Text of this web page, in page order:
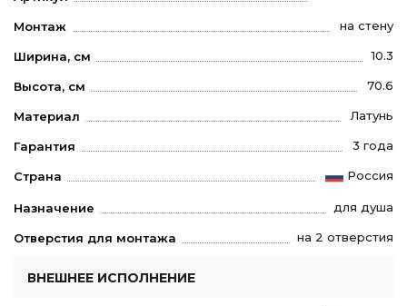
Монтаж на стену
Ширина, см 10.3
Высота, см 70.6
Материал Латунь
Гарантия 3 года
Страна Россия
Назначение для душа
Отверстия для монтажа на 2 отверстия
ВНЕШНЕЕ ИСПОЛНЕНИЕ